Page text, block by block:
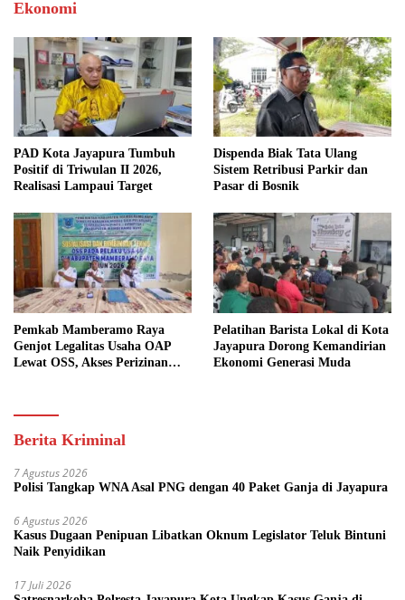
Ekonomi
PAD Kota Jayapura Tumbuh
Positif di Triwulan II 2026,
Realisasi Lampaui Target
Dispenda Biak Tata Ulang
Sistem Retribusi Parkir dan
Pasar di Bosnik
Pemkab Mamberamo Raya
Genjot Legalitas Usaha OAP
Lewat OSS, Akses Perizinan
Pelatihan Barista Lokal di Kota
Jayapura Dorong Kemandirian
Ekonomi Generasi Muda
Berita Kriminal
7 Agustus 2026
Polisi Tangkap WNA Asal PNG dengan 40 Paket Ganja di Jayapura
6 Agustus 2026
Kasus Dugaan Penipuan Libatkan Oknum Legislator Teluk Bintuni
Naik Penyidikan
17 Juli 2026